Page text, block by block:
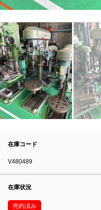
在庫コード
V480489
在庫状況
売約済み